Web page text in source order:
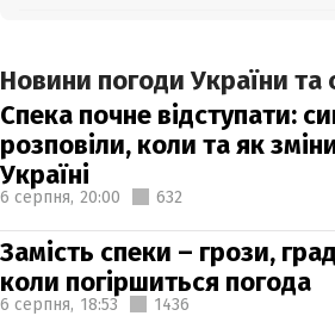
Новини погоди України та
Спека почне відступати:
розповіли, коли та як
Україні
6 серпня, 20:00 632
Замість спеки – грози,
коли погіршиться погода
6 серпня, 18:53 1436